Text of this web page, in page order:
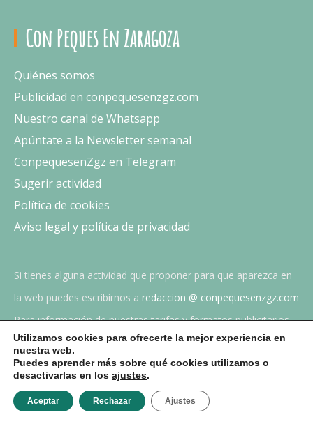
Con Peques En Zaragoza
Quiénes somos
Publicidad en conpequesenzgz.com
Nuestro canal de Whatsapp
Apúntate a la Newsletter semanal
ConpequesenZgz en Telegram
Sugerir actividad
Política de cookies
Aviso legal y política de privacidad
Si tienes alguna actividad que proponer para que aparezca en
la web puedes escribirnos a redaccion @ conpequesenzgz.com
Para información de nuestras tarifas y formatos publicitarios,
envíanos un email a publicidad @ conpequesenzgz.com
Vida En Familia
Utilizamos cookies para ofrecerte la mejor experiencia en
nuestra web.
Puedes aprender más sobre qué cookies utilizamos o
desactivarlas en los ajustes.
Aceptar Rechazar Ajustes